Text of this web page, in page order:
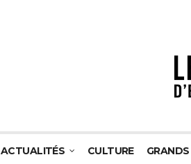
ACTUALITÉS CULTURE